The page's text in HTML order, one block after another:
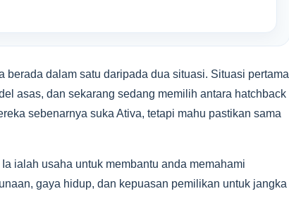
dalam satu daripada dua situasi. Situasi pertama
asas, dan sekarang sedang memilih antara hatchback
sebenarnya suka Ativa, tetapi mahu pastikan sama
ialah usaha untuk membantu anda memahami
gaya hidup, dan kepuasan pemilikan untuk jangka